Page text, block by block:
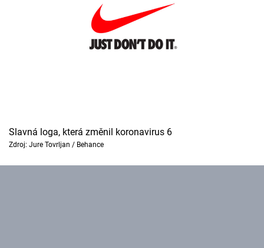
Slavná loga, která změnil koronavirus 6
Zdroj: Jure Tovrljan / Behance